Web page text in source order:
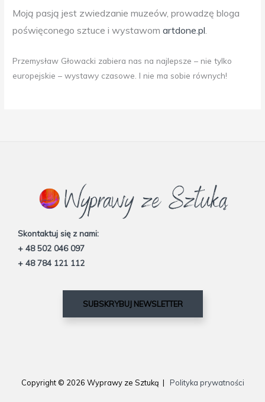
Moją pasją jest zwiedzanie muzeów, prowadzę bloga
poświęconego sztuce i wystawomartdone.pl.
Przemysław Głowacki zabiera nas na najlepsze – nie tylko
europejskie – wystawy czasowe. I nie ma sobie równych!
Skontaktuj się z nami:
+ 48 502 046 097
+ 48 784 121 112
SUBSKRYBUJ NEWSLETTER
Copyright © 2026 Wyprawy ze Sztuką | Polityka prywatności